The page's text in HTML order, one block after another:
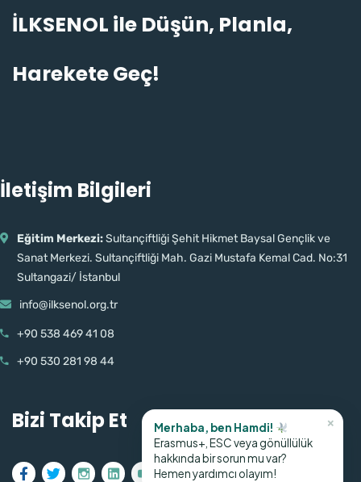
×
Merhaba, ben Hamdi!
Erasmus+, ESC veya gönüllülük
hakkında bir sorun mu var?
Hemen yardımcı olayım!
Hamdi · İlk Sen Ol
Çevrimiçi · genelde anında yanıt
İLKSENOL ile Düşün, Planla,
Harekete Geç!
İletişim Bilgileri
Eğitim Merkezi:Sultançiftliği Şehit Hikmet Baysal Gençlik ve
Sanat Merkezi. Sultançiftliği Mah. Gazi Mustafa Kemal Cad. No:31
Sultangazi/ İstanbul
info@ilksenol.org.tr
+90 538 469 41 08
+90 530 281 98 44
Bizi Takip Et